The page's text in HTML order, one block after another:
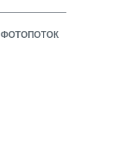
ФОТОПОТОК